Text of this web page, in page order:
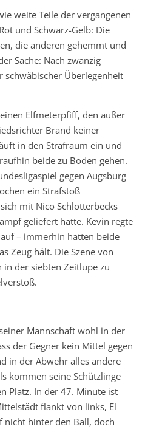
weite Teile der vergangenen
und Schwarz-Gelb: Die
die anderen gehemmt und
Sache: Nach zwanzig
schwäbischer Überlegenheit
Elfmeterpfiff, den außer
Brand keiner
in den Strafraum ein und
beide zu Boden gehen.
gegen Augsburg
ein Strafstoß
mit Nico Schlotterbecks
geliefert hatte. Kevin regte
– immerhin hatten beide
Zeug hält. Die Szene von
in der siebten Zeitlupe zu
Mannschaft wohl in der
der Gegner kein Mittel gegen
in der Abwehr alles andere
kommen seine Schützlinge
Platz. In der 47. Minute ist
flankt von links, El
nicht hinter den Ball, doch